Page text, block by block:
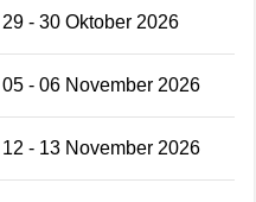
29 - 30 Oktober 2026
05 - 06 November 2026
12 - 13 November 2026